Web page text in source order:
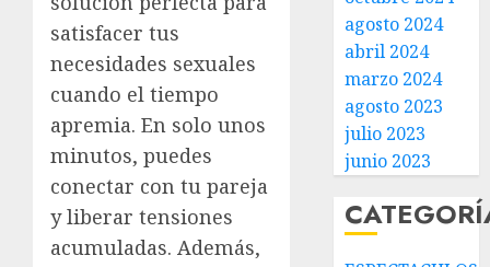
satisfacer tus
necesidades sexuales
cuando el tiempo
apremia. En solo unos
minutos, puedes
conectar con tu pareja
y liberar tensiones
acumuladas. Además,
agosto 2024
abril 2024
marzo 2024
agosto 2023
julio 2023
junio 2023